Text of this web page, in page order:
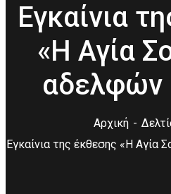
Εγκαίνια
«Η Αγία
αδελφών
Αρχική
Εγκαίνια της έκθεσης «Η Αγία